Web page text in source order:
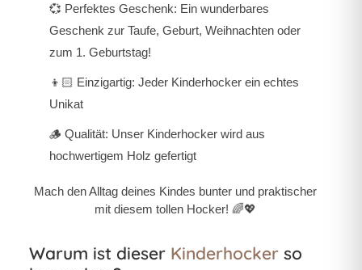
💞 Perfektes Geschenk: Ein wunderbares
Geschenk zur Taufe, Geburt, Weihnachten oder
zum 1. Geburtstag!
👦🏻 Einzigartig: Jeder Kinderhocker ein echtes
Unikat
🪵 Qualität: Unser Kinderhocker wird aus
hochwertigem Holz gefertigt
Mach den Alltag deines Kindes bunter und praktischer
mit diesem tollen Hocker! 🌈💖
Warum ist dieser Kinderhocker so